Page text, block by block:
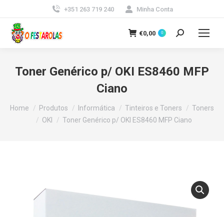
+351 263 719 240 Minha Conta
€0,00 0 Search:
Toner Genérico p/ OKI ES8460 MFP
Ciano
You are here:
Home Produtos Informática Tinteiros e Toners
Toners
OKI
Toner Genérico p/ OKI ES8460 MFP Ciano